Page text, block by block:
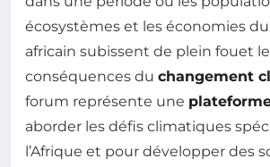
écosystèmes et les économies
africain subissent de plein fouet
conséquences du changement
forum représente une
aborder les défis climatiques
l’Afrique et pour développer des